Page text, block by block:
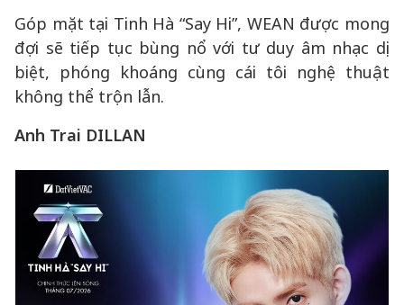
Góp mặt tại Tinh Hà “Say Hi”, WEAN được mong
đợi sẽ tiếp tục bùng nổ với tư duy âm nhạc dị
biệt, phóng khoáng cùng cái tôi nghệ thuật
không thể trộn lẫn.
Anh Trai DILLAN